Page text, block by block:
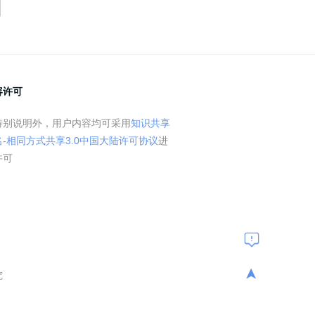
➤
许可
别说明外，用户内容均可采用知识共享
-相同方式共享3.0中国大陆许可协议进
可